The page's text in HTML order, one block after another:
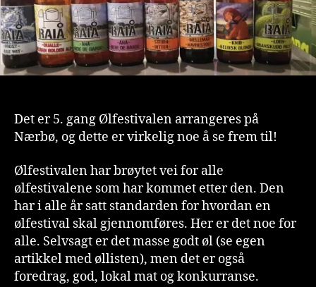
Det er 5. gang Ølfestivalen arrangeres på
Nærbø, og dette er virkelig noe å se frem til!
Ølfestivalen har brøytet vei for alle
ølfestivalene som har kommet etter den. Den
har i alle år satt standarden for hvordan en
ølfestival skal gjennomføres. Her er det noe for
alle. Selvsagt er det masse godt øl (se egen
artikkel med øllisten), men det er også
foredrag, god, lokal mat og konkurranse.